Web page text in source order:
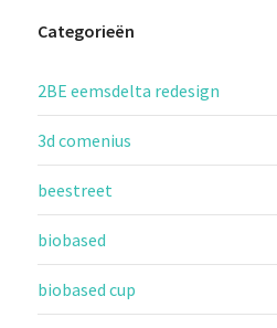
Categorieën
2BE eemsdelta redesign
3d comenius
beestreet
biobased
biobased cup